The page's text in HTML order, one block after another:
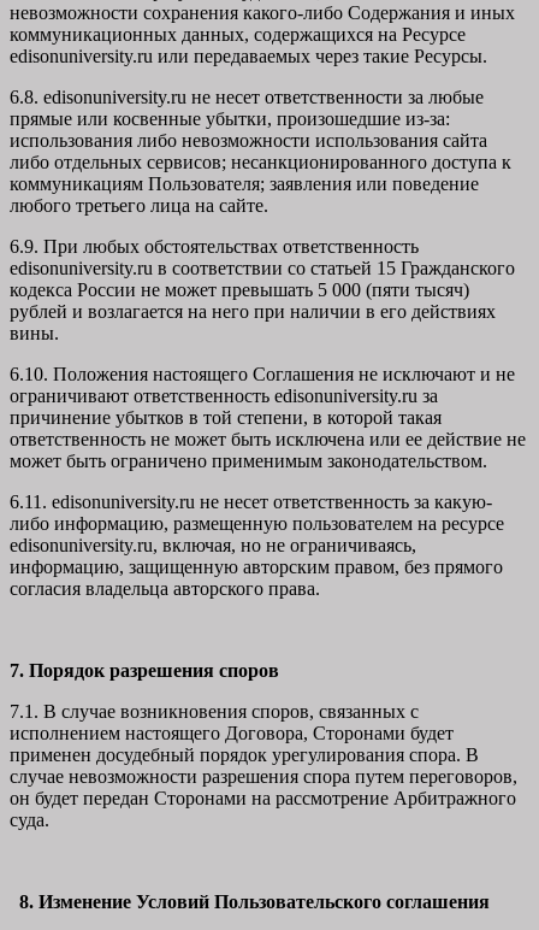
невозможности сохранения какого-либо Содержания и иных
коммуникационных данных, содержащихся на Ресурсе
edisonuniversity.ru или передаваемых через такие Ресурсы.
6.8. edisonuniversity.ru не несет ответственности за любые
прямые или косвенные убытки, произошедшие из-за:
использования либо невозможности использования сайта
либо отдельных сервисов; несанкционированного доступа к
коммуникациям Пользователя; заявления или поведение
любого третьего лица на сайте.
6.9. При любых обстоятельствах ответственность
edisonuniversity.ru в соответствии со статьей 15 Гражданского
кодекса России не может превышать 5 000 (пяти тысяч)
рублей и возлагается на него при наличии в его действиях
вины.
6.10. Положения настоящего Соглашения не исключают и не
ограничивают ответственность edisonuniversity.ru за
причинение убытков в той степени, в которой такая
ответственность не может быть исключена или ее действие не
может быть ограничено применимым законодательством.
6.11. edisonuniversity.ru не несет ответственность за какую-
либо информацию, размещенную пользователем на ресурсе
edisonuniversity.ru, включая, но не ограничиваясь,
информацию, защищенную авторским правом, без прямого
согласия владельца авторского права.
7. Порядок разрешения споров
7.1. В случае возникновения споров, связанных с
исполнением настоящего Договора, Сторонами будет
применен досудебный порядок урегулирования спора. В
случае невозможности разрешения спора путем переговоров,
он будет передан Сторонами на рассмотрение Арбитражного
суда.
8. Изменение Условий Пользовательского соглашения